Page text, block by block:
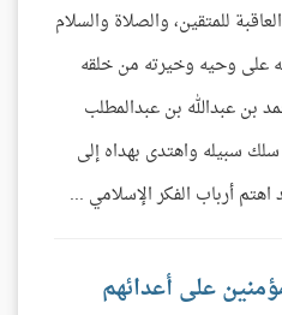
للمتقين، والصلاة والسلام
على وحيه وخيرته من خلقه
بن عبدالله بن عبدالمطلب
سبيله واهتدى بهداه إلى
أرباب الفكر الإسلامي ...
على أعدائهم